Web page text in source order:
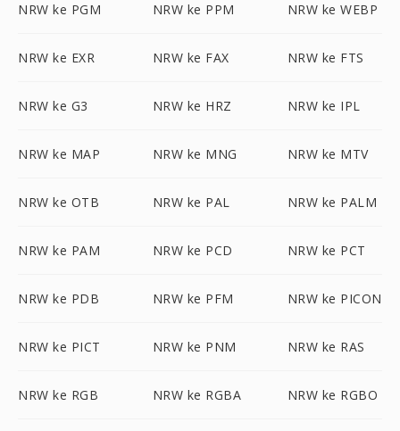
NRW ke PGM NRW ke PPM NRW ke WEBP
NRW ke EXR NRW ke FAX NRW ke FTS
NRW ke G3 NRW ke HRZ NRW ke IPL
NRW ke MAP NRW ke MNG NRW ke MTV
NRW ke OTB NRW ke PAL NRW ke PALM
NRW ke PAM NRW ke PCD NRW ke PCT
NRW ke PDB NRW ke PFM NRW ke PICON
NRW ke PICT NRW ke PNM NRW ke RAS
NRW ke RGB NRW ke RGBA NRW ke RGBO